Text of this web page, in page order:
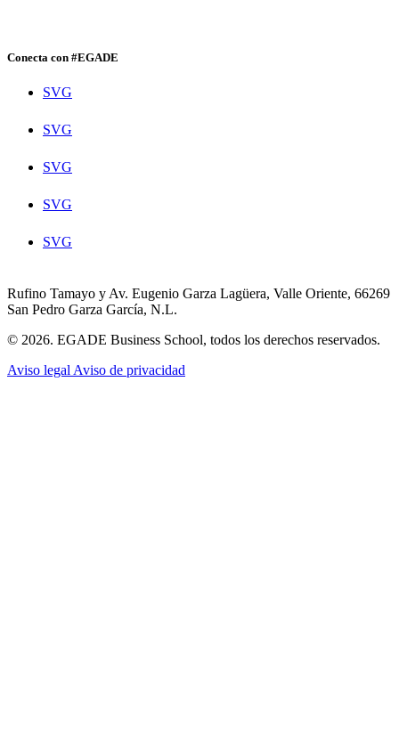
Conecta con #EGADE
SVG
SVG
SVG
SVG
SVG
Rufino Tamayo y Av. Eugenio Garza Lagüera, Valle Oriente, 66269
San Pedro Garza García, N.L.
© 2026. EGADE Business School, todos los derechos reservados.
Aviso legal Aviso de privacidad